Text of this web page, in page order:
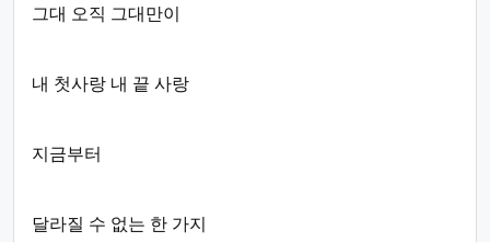
그대 오직 그대만이
내 첫사랑 내 끝 사랑
지금부터
달라질 수 없는 한 가지